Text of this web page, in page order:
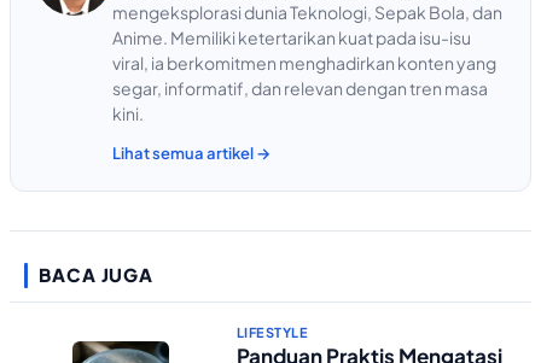
mengeksplorasi dunia Teknologi, Sepak Bola, dan
Anime. Memiliki ketertarikan kuat pada isu-isu
viral, ia berkomitmen menghadirkan konten yang
segar, informatif, dan relevan dengan tren masa
kini.
Lihat semua artikel →
BACA JUGA
LIFESTYLE
Panduan Praktis Mengatasi